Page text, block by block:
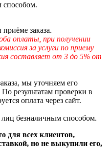
способом.
заказа.
оплаты, при получении
за услуги по приему
составляет от 3 до 5% от
мы уточняем его
результатам проверки в
оплата через сайт.
безналичным способом.
для всех клиентов,
но не выкупили его,